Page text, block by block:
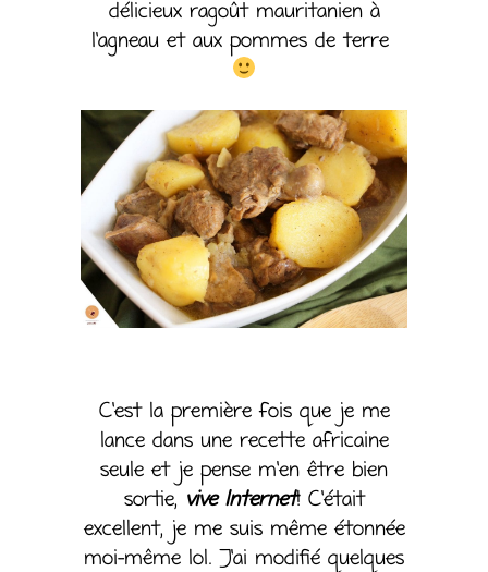
délicieux ragoût mauritanien à
l’agneau et aux pommes de terre
C’est la première fois que je me
lance dans une recette africaine
seule et je pense m’en être bien
sortie, vive Internet! C’était
excellent, je me suis même étonnée
moi-même lol. J’ai modifié quelques